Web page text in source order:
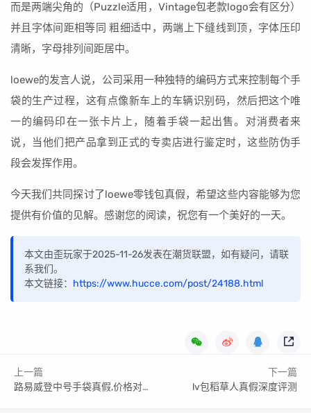
而是两端尖角的（Puzzle适用，Vintage包老款logo会有区分）
并且字体间距相等同 粗细适中，两端上下缝线到顶，字体压印
清晰，字母排列间距居中。
loewe的发言人说，公司采用一种独特的编码方式来控制每个手
袋的生产过程，这有点像新车上的车辆识别码，然后把这个唯
一的编码印在一张卡片上，随着手袋一起出售。对消费者来
说，当他们把产品拿到正式的专卖店进行鉴定时，这些防伪手
段会发挥作用。
今天我们共同探讨了loewe零钱包真假，希望这些内容能够为您
提供有价值的见解。感谢您的阅读，祝您有一个美好的一天。
本文由歪玩家于2025-11-26发表在潮货联盟，如有疑问，请联
系我们。
本文链接： https://www.hucce.com/post/24188.html
上一篇
路易威登中号手袋真假,价格对比参考
下一篇
lv包稻草人真假深度评测